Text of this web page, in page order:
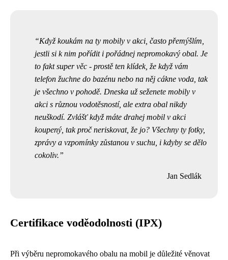
Když koukám na ty mobily v akci, často přemýšlím,
jestli si k nim pořídit i pořádnej nepromokavý obal. Je
to fakt super věc - prostě ten klídek, že když vám
telefon žuchne do bazénu nebo na něj cákne voda, tak
je všechno v pohodě. Dneska užseženete mobily v
akci s různou vodotěsností, ale extra obal nikdy
neuškodí. Zvlášť když máte drahej mobil v akci
koupený, tak proč neriskovat, že jo? Všechny ty fotky,
zprávy a vzpomínky zůstanou v suchu, i kdyby se dělo
cokoliv.
Jan Sedlák
Certifikace voděodolnosti (IPX)
Při výběru nepromokavého obalu na mobil je důležité věnovat